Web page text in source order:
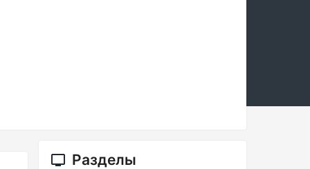
Разделы